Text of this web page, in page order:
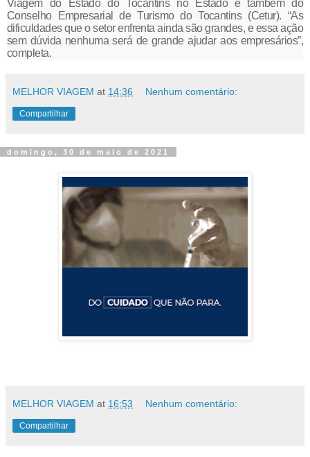
Viagem do Estado do Tocantins no Estado e também do
Conselho Empresarial de Turismo do Tocantins (Cetur). “As
dificuldades que o setor enfrenta ainda são grandes, e essa ação
sem dúvida nenhuma será de grande ajudar aos empresários”,
completa.
MELHOR VIAGEM at 14:36 Nenhum comentário:
Compartilhar
domingo, 30 de maio de 2021
MELHOR VIAGEM at 16:53 Nenhum comentário:
Compartilhar